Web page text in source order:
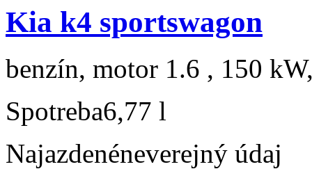
Kia k4 sportswagon
benzín, motor 1.6 , 150
Spotreba6,77 l
Najazdenéneverejný údaj